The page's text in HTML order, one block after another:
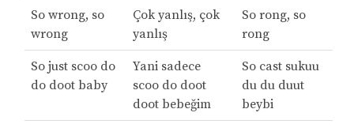
So wrong, so
wrong
Çok yanlış, çok
yanlış
So rong, so
rong
So just scoo do
do doot baby
Yani sadece
scoo do doot
doot bebeğim
So cast sukuu
du du duut
beybi